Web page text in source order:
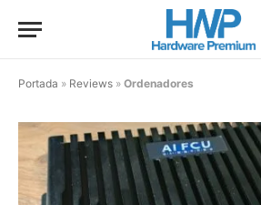
Portada » Reviews » Ordenadores